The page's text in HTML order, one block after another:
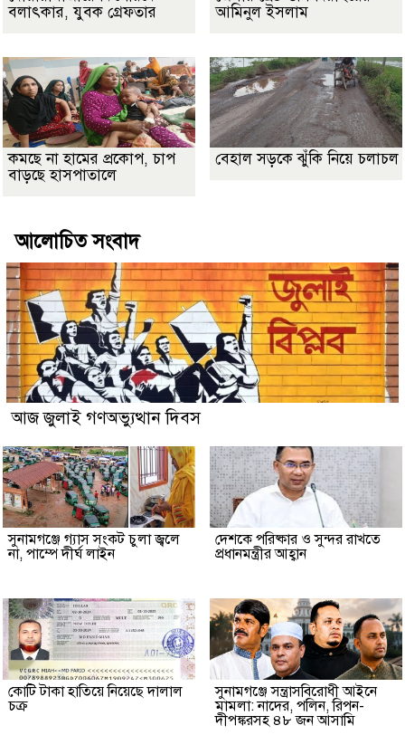
বলাৎকার, যুবক গ্রেফতার
আমিনুল ইসলাম
কমছে না হামের প্রকোপ, চাপ
বাড়ছে হাসপাতালে
বেহাল সড়কে ঝুঁকি নিয়ে চলাচল
আলোচিত সংবাদ
আজ জুলাই গণঅভ্যুত্থান দিবস
সুনামগঞ্জে গ্যাস সংকট চুলা জ্বলে
না, পাম্পে দীর্ঘ লাইন
দেশকে পরিষ্কার ও সুন্দর রাখতে
প্রধানমন্ত্রীর আহ্বান
কোটি টাকা হাতিয়ে নিয়েছে দালাল
চক্র
‎সুনামগঞ্জে সন্ত্রাসবিরোধী আইনে
মামলা: নাদের, পলিন, রিপন-
দীপঙ্করসহ ৪৮ জন আসামি